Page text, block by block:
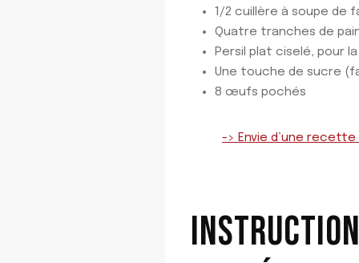
1/2 cuillère à soupe de
Quatre tranches de
Persil plat ciselé, pour
Une touche de sucre
8 œufs pochés
-> Envie d’une